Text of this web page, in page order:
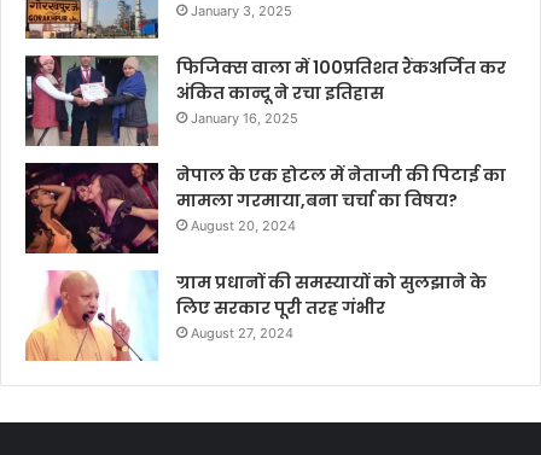
January 3, 2025
फिजिक्स वाला में 100प्रतिशत रैंकअर्जित कर
अंकित कान्दू ने रचा इतिहास
January 16, 2025
नेपाल के एक होटल में नेताजी की पिटाई का
मामला गरमाया,बना चर्चा का विषय?
August 20, 2024
ग्राम प्रधानों की समस्यायों को सुलझाने के
लिए सरकार पूरी तरह गंभीर
August 27, 2024